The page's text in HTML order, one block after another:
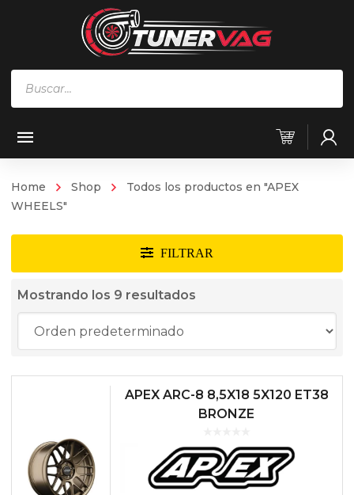
Home Shop
Todos los productos en "APEX
WHEELS"
Mostrando los 9 resultados
APEX ARC-8 8,5X18 5X120 ET38
BRONZE